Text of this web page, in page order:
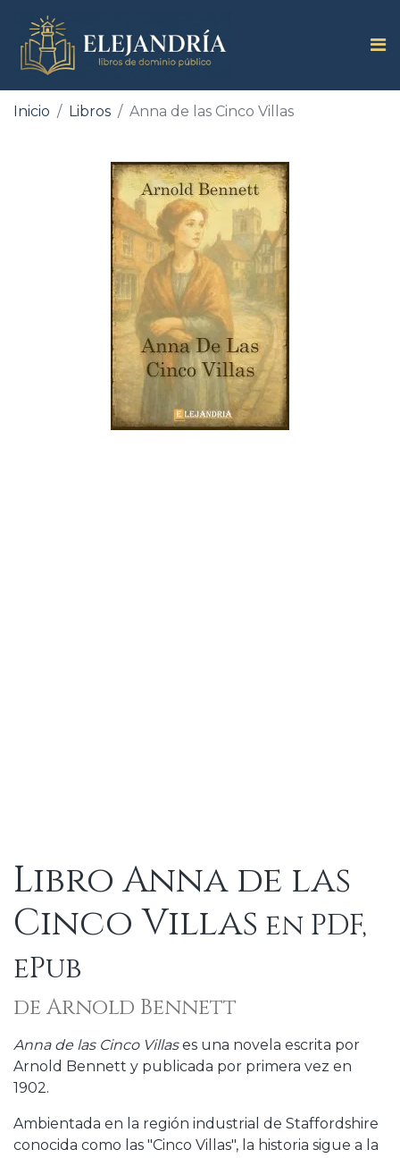
Inicio Libros Anna de las Cinco Villas
Libro Anna de las
Cinco Villas en PDF,
ePub
de Arnold Bennett
Anna de las Cinco Villases una novela escrita por
Arnold Bennett y publicada por primera vez en
1902.
Ambientada en la región industrial de Staffordshire
conocida como las "Cinco Villas", la historia sigue a la